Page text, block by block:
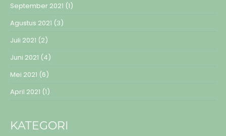
September 2021 (1)
Agustus 2021 (3)
Juli 2021 (2)
Juni 2021 (4)
Mei 2021 (6)
April 2021 (1)
KATEGORI